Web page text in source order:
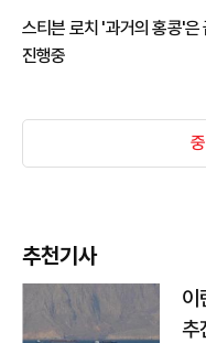
스티븐 로치 '과거의 홍콩'
진행중
추천기사
이
추